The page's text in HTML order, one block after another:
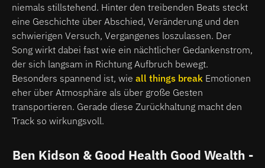
niemals stillstehend. Hinter den treibenden Beats steckt
eine Geschichte über Abschied, Veränderung und den
schwierigen Versuch, Vergangenes loszulassen. Der
Song wirkt dabei fast wie ein nächtlicher Gedankenstrom,
der sich langsam in Richtung Aufbruch bewegt.
Besonders spannend ist, wie all things break Emotionen
eher über Atmosphäre als über große Gesten
transportieren. Gerade diese Zurückhaltung macht den
Track so wirkungsvoll.
Ben Kidson & Good Health Good Wealth -